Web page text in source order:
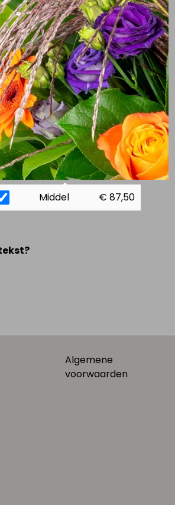
Middel € 87,50
Algemene
voorwaarden